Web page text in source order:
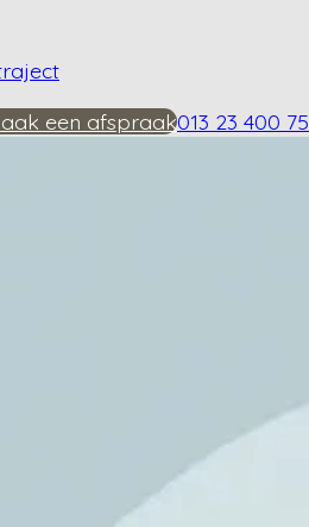
een afspraak013 23 400 75